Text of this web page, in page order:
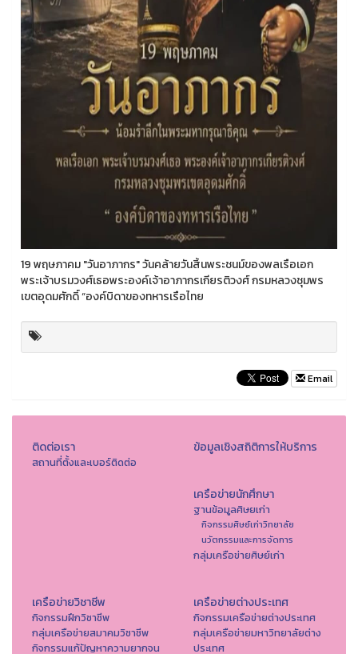
19 พฤษภาคม "วันอาภากร" วันคล้ายวันสิ้นพระชนม์ของพลเรือเอก
พระเจ้าบรมวงศ์เธอพระองค์เจ้าอาภากรเกียรติวงศ์ กรมหลวงชุมพร
เขตอุดมศักดิ์ “องค์บิดาของทหารเรือไทย
Email
ติดต่อเรา
สถานที่ตั้งและเบอร์ติดต่อ
ข้อมูลเชิงสถิติการให้บริการ
เครือข่ายนักศึกษา
ฐานข้อมูลศิษยเก่า
กิจกรรมศิษย์เก่าวิทยาลัย
นวัตกรรมและการจัดการ
กลุ่มเครือข่ายศิษย์เก่า
เครือข่ายวิชาชีพ
กิจกรรมฝึกวิชาชีพ
กลุ่มเครือข่ายสมาคมวิชาชีพ
กิจกรรมแก้ปัญหาความยากจน
เครือข่ายต่างประเทศ
กิจกรรมเครือข่ายต่างประเทศ
กลุ่มเครือข่ายมหาวิทยาลัยต่าง
ประเทศ